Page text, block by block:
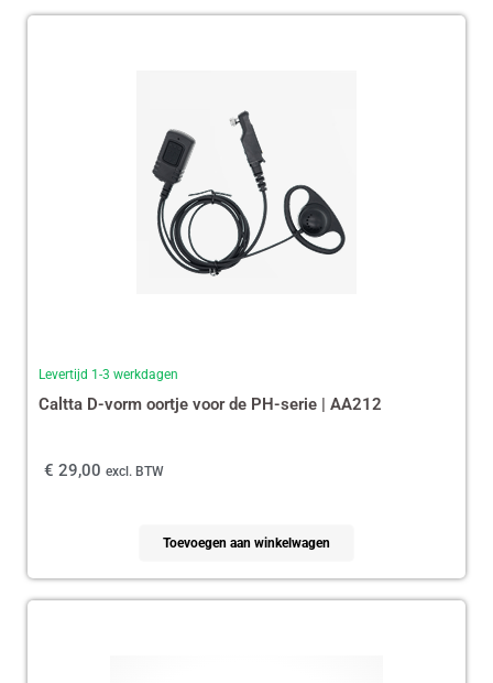
Levertijd 1-3 werkdagen
Caltta D-vorm oortje voor de PH-serie | AA212
€ 29,00 excl. BTW
Toevoegen aan winkelwagen